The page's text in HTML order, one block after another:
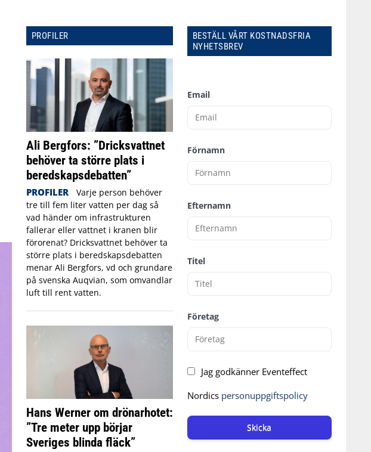
PROFILER
Ali Bergfors: ”Dricksvattnet
behöver ta större plats i
beredskapsdebatten”
PROFILER
Varje person behöver
tre till fem liter vatten per dag så
vad händer om infrastrukturen
fallerar eller vattnet i kranen blir
förorenat? Dricksvattnet behöver ta
större plats i beredskapsdebatten
menar Ali Bergfors, vd och grundare
på svenska Auqvian, som omvandlar
luft till rent vatten.
Hans Werner om drönarhotet:
”Tre meter upp börjar
Sveriges blinda fläck”
BESTÄLL VÅRT KOSTNADSFRIA
NYHETSBREV
Email
Förnamn
Efternamn
Titel
Företag
Jag godkänner Eventeffect
Nordics personuppgiftspolicy
Skicka